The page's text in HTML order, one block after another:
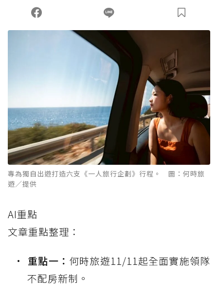
您當前剩餘 U 利點數：0點；前往 購買點數
專為獨自出遊打造六支《一人旅行企劃》行程。 圖：何時旅
遊／提供
AI重點
文章重點整理：
重點一： 何時旅遊11/11起全面實施領隊
不配房新制。